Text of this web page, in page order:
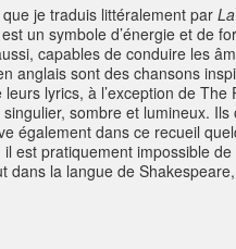
que je traduis littéralement par
un symbole d’énergie et de
capables de conduire les
anglais sont des chansons
lyrics, à l’exception de
sombre et lumineux.
également dans ce recueil
est pratiquement impossible
dans la langue de